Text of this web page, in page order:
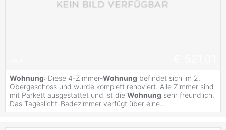
Wohnung: Diese 4-Zimmer-Wohnung befindet sich im 2.
Obergeschoss und wurde komplett renoviert. Alle Zimmer sind
mit Parkett ausgestattet und ist die Wohnung sehr freundlich.
Das Tageslicht-Badezimmer verfügt über eine...